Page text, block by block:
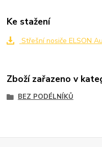
Ke stažení
Střešní nosiče ELSON
Zboží zařazeno v
BEZ PODÉLNÍKŮ